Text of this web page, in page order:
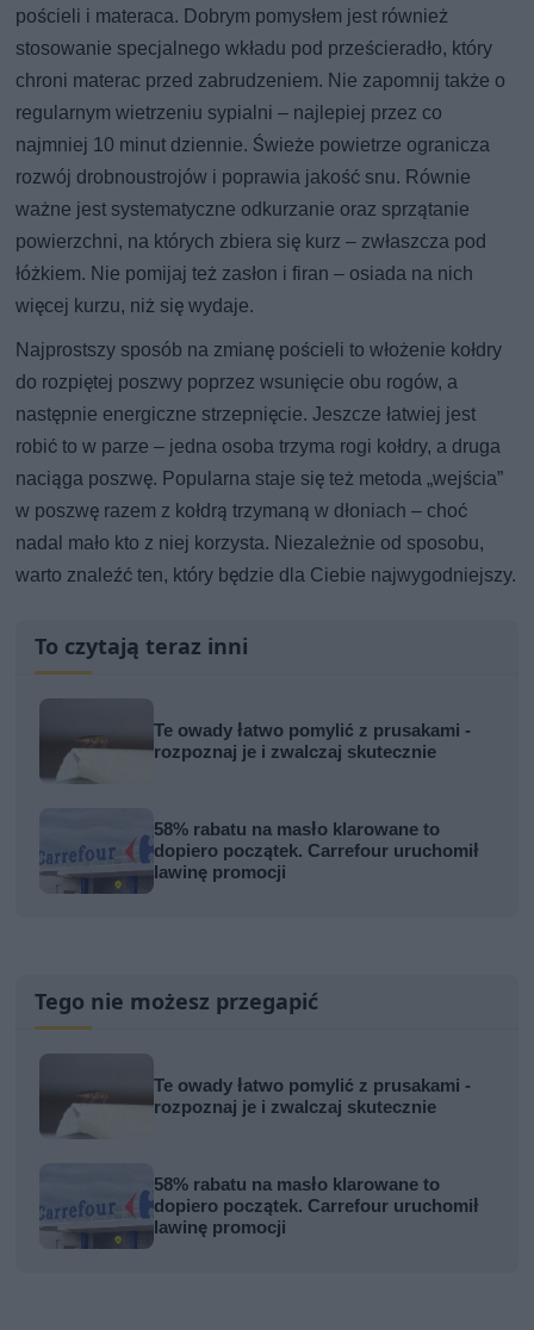
pościeli i materaca. Dobrym pomysłem jest również
stosowanie specjalnego wkładu pod prześcieradło, który
chroni materac przed zabrudzeniem. Nie zapomnij także o
regularnym wietrzeniu sypialni – najlepiej przez co
najmniej 10 minut dziennie. Świeże powietrze ogranicza
rozwój drobnoustrojów i poprawia jakość snu. Równie
ważne jest systematyczne odkurzanie oraz sprzątanie
powierzchni, na których zbiera się kurz – zwłaszcza pod
łóżkiem. Nie pomijaj też zasłon i firan – osiada na nich
więcej kurzu, niż się wydaje.
Najprostszy sposób na zmianę pościeli to włożenie kołdry
do rozpiętej poszwy poprzez wsunięcie obu rogów, a
następnie energiczne strzepnięcie. Jeszcze łatwiej jest
robić to w parze – jedna osoba trzyma rogi kołdry, a druga
naciąga poszwę. Popularna staje się też metoda „wejścia”
w poszwę razem z kołdrą trzymaną w dłoniach – choć
nadal mało kto z niej korzysta. Niezależnie od sposobu,
warto znaleźć ten, który będzie dla Ciebie najwygodniejszy.
To czytają teraz inni
Te owady łatwo pomylić z prusakami -
rozpoznaj je i zwalczaj skutecznie
58% rabatu na masło klarowane to
dopiero początek. Carrefour uruchomił
lawinę promocji
Tego nie możesz przegapić
Te owady łatwo pomylić z prusakami -
rozpoznaj je i zwalczaj skutecznie
58% rabatu na masło klarowane to
dopiero początek. Carrefour uruchomił
lawinę promocji